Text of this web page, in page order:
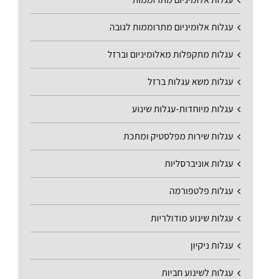
עגלות אלומיניום מתרוממות לגובה
עגלות מתקפלות מאלומיניום וברזל
עגלות משא עגלות ברזל
עגלות מיוחדות-עגלות שינוע
עגלות שירות מפלסטיק ומתכת
עגלות אוניברסליות
עגלות פלטפורמה
עגלות שינוע מודולריות
עגלות ניקיון
עגלות לשינוע חביות